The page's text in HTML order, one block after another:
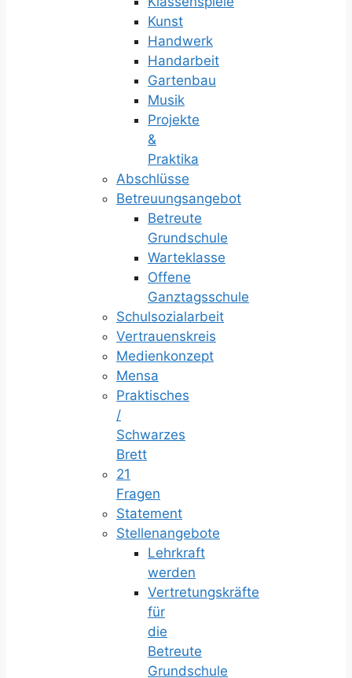
Kunst
Handwerk
Handarbeit
Gartenbau
Musik
Projekte
&
Praktika
Abschlüsse
Betreuungsangebot
Betreute
Grundschule
Warteklasse
Offene
Ganztagsschule
Schulsozialarbeit
Vertrauenskreis
Medienkonzept
Mensa
Praktisches
/
Schwarzes
Brett
21
Fragen
Statement
Stellenangebote
Lehrkraft
werden
Vertretungskräfte
für
die
Betreute
Grundschule